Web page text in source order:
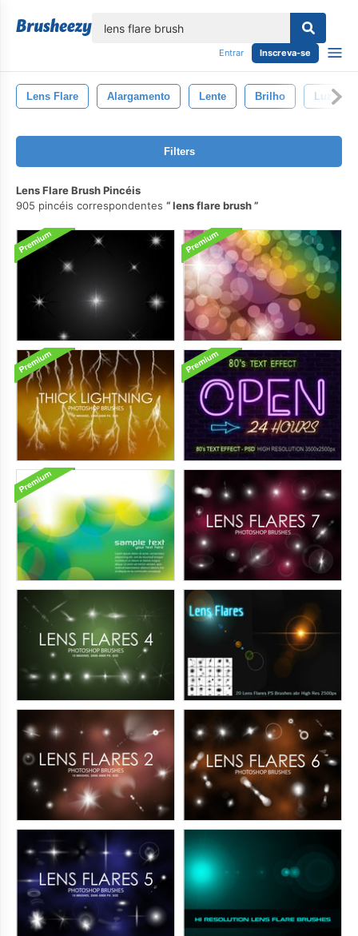
Entrar Inscreva-se
Lens Flare Alargamento Lente Brilho Luz
Filters
Lens Flare Brush Pincéis
905 pincéis correspondentes
lens flare brush